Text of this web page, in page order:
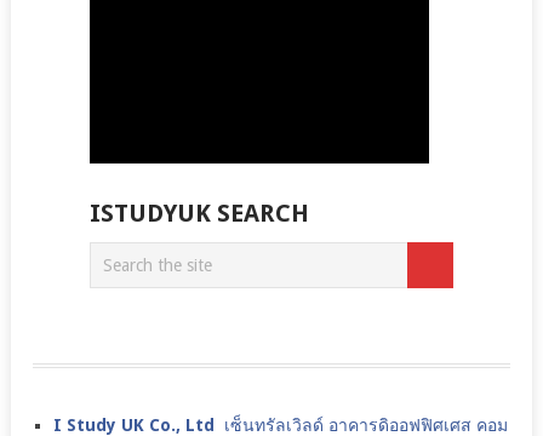
ISTUDYUK SEARCH
I Study UK Co., Ltd เซ็นทรัลเวิลด์ อาคารดิออฟฟิศเศส คอม